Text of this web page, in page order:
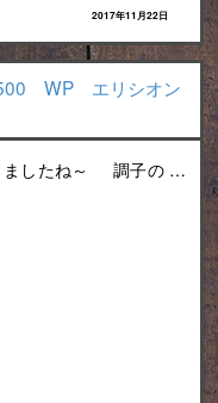
2017年11月22日
WP エリシオン
ましたね～ 調子の …